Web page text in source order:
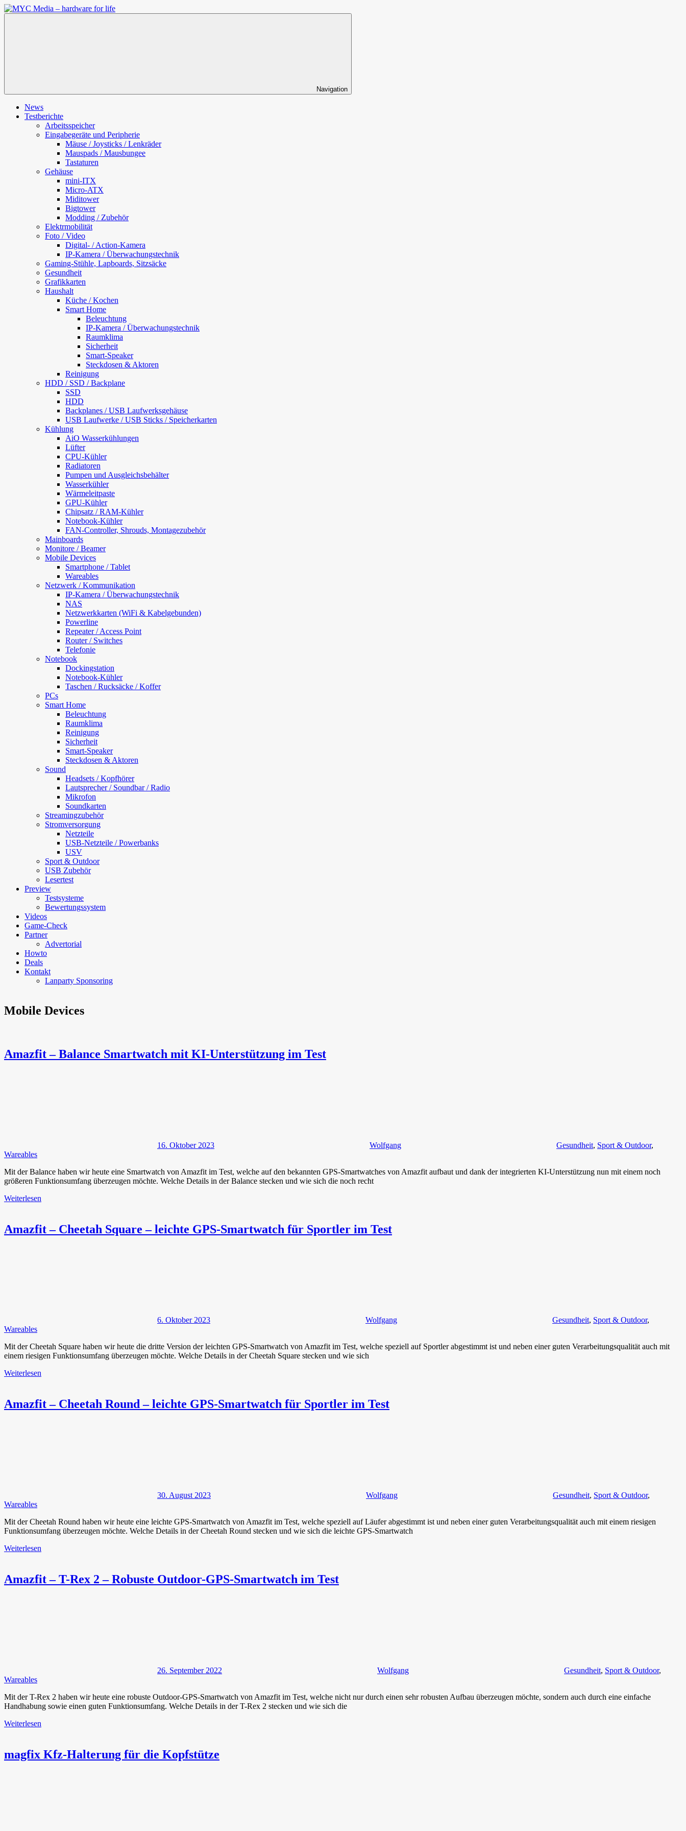
Zum
Inhalt
Navigation
News
Testberichte
Arbeitsspeicher
Eingabegeräte und Peripherie
Mäuse / Joysticks / Lenkräder
Mauspads / Mausbungee
Tastaturen
Gehäuse
mini-ITX
Micro-ATX
Miditower
Bigtower
Modding / Zubehör
Elektrmobilität
Foto / Video
Digital- / Action-Kamera
IP-Kamera / Überwachungstechnik
Gaming-Stühle, Lapboards, Sitzsäcke
Gesundheit
Grafikkarten
Haushalt
Küche / Kochen
Smart Home
Beleuchtung
IP-Kamera / Überwachungstechnik
Raumklima
Sicherheit
Smart-Speaker
Steckdosen & Aktoren
Reinigung
HDD / SSD / Backplane
SSD
HDD
Backplanes / USB Laufwerksgehäuse
USB Laufwerke / USB Sticks / Speicherkarten
Kühlung
AiO Wasserkühlungen
Lüfter
CPU-Kühler
Radiatoren
Pumpen und Ausgleichsbehälter
Wasserkühler
Wärmeleitpaste
GPU-Kühler
Chipsatz / RAM-Kühler
Notebook-Kühler
FAN-Controller, Shrouds, Montagezubehör
Mainboards
Monitore / Beamer
Mobile Devices
Smartphone / Tablet
Wareables
Netzwerk / Kommunikation
IP-Kamera / Überwachungstechnik
NAS
Netzwerkkarten (WiFi & Kabelgebunden)
Powerline
Repeater / Access Point
Router / Switches
Telefonie
Notebook
Dockingstation
Notebook-Kühler
Taschen / Rucksäcke / Koffer
PCs
Smart Home
Beleuchtung
Raumklima
Reinigung
Sicherheit
Smart-Speaker
Steckdosen & Aktoren
Sound
Headsets / Kopfhörer
Lautsprecher / Soundbar / Radio
Mikrofon
Soundkarten
Streamingzubehör
Stromversorgung
Netzteile
USB-Netzteile / Powerbanks
USV
Sport & Outdoor
USB Zubehör
Lesertest
Preview
Testsysteme
Bewertungssystem
Videos
Game-Check
Partner
Advertorial
Howto
Deals
Kontakt
Lanparty Sponsoring
Mobile Devices
Amazfit – Balance Smartwatch mit KI-Unterstützung im Test
16. Oktober 2023 Wolfgang Gesundheit, Sport & Outdoor,
Wareables
Mit der Balance haben wir heute eine Smartwatch von Amazfit im Test, welche auf den bekannten GPS-Smartwatches von Amazfit aufbaut und dank der integrierten KI-Unterstützung nun mit einem noch
größeren Funktionsumfang überzeugen möchte. Welche Details in der Balance stecken und wie sich die noch recht
Weiterlesen
Amazfit – Cheetah Square – leichte GPS-Smartwatch für Sportler im Test
6. Oktober 2023 Wolfgang Gesundheit, Sport & Outdoor,
Wareables
Mit der Cheetah Square haben wir heute die dritte Version der leichten GPS-Smartwatch von Amazfit im Test, welche speziell auf Sportler abgestimmt ist und neben einer guten Verarbeitungsqualität auch mit
einem riesigen Funktionsumfang überzeugen möchte. Welche Details in der Cheetah Square stecken und wie sich
Weiterlesen
Amazfit – Cheetah Round – leichte GPS-Smartwatch für Sportler im Test
30. August 2023 Wolfgang Gesundheit, Sport & Outdoor,
Wareables
Mit der Cheetah Round haben wir heute eine leichte GPS-Smartwatch von Amazfit im Test, welche speziell auf Läufer abgestimmt ist und neben einer guten Verarbeitungsqualität auch mit einem riesigen
Funktionsumfang überzeugen möchte. Welche Details in der Cheetah Round stecken und wie sich die leichte GPS-Smartwatch
Weiterlesen
Amazfit – T-Rex 2 – Robuste Outdoor-GPS-Smartwatch im Test
26. September 2022 Wolfgang Gesundheit, Sport & Outdoor,
Wareables
Mit der T-Rex 2 haben wir heute eine robuste Outdoor-GPS-Smartwatch von Amazfit im Test, welche nicht nur durch einen sehr robusten Aufbau überzeugen möchte, sondern auch durch eine einfache
Handhabung sowie einen guten Funktionsumfang. Welche Details in der T-Rex 2 stecken und wie sich die
Weiterlesen
magfix Kfz-Halterung für die Kopfstütze